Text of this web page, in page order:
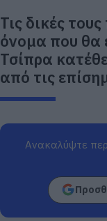
Τις δικές
όνομα που θα
Τσίπρα
από τις
Ανακαλύψτε